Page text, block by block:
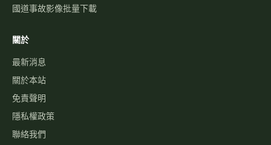
國道事故影像批量下載
關於
最新消息
關於本站
免責聲明
隱私權政策
聯絡我們